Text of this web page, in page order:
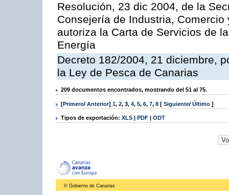
Resolución, 23 dic 2004, de la
Consejería de Industria,
autoriza la Carta de Servicios de
Energía
Decreto 182/2004, 21 diciembre,
la Ley de Pesca de Canarias
209 documentos encontrados, mostrando del 51 al 75.
[Primero/ Anterior] 1, 2, 3, 4, 5, 6, 7, 8 [ Siguiente/ Último ]
Tipos de exportación: XLS | PDF | ODT
© Gobierno de Canarias